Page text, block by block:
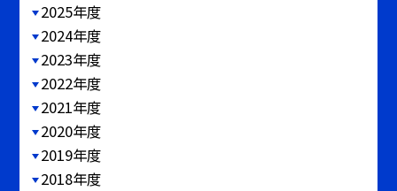
2025年度
2024年度
2023年度
2022年度
2021年度
2020年度
2019年度
2018年度